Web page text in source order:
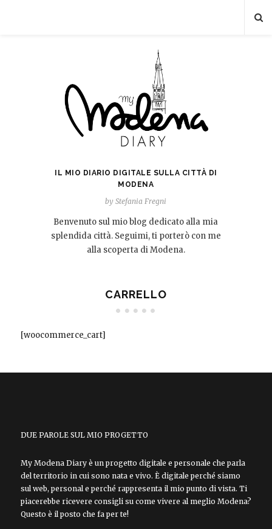
IL MIO DIARIO DIGITALE SULLA CITTÀ DI
MODENA
by Stefania Fregni
Benvenuto sul mio blog dedicato alla mia
splendida città. Seguimi, ti porterò con me
alla scoperta di Modena.
CARRELLO
[woocommerce_cart]
DUE PAROLE SUL MIO PROGETTO
My Modena Diary è un progetto digitale e personale che parla
del territorio in cui sono nata e vivo. È digitale perché siamo
sul web, personal e perché rappresenta il mio punto di vista. Ti
piacerebbe ricevere consigli su come vivere al meglio Modena?
Questo è il posto che fa per te!